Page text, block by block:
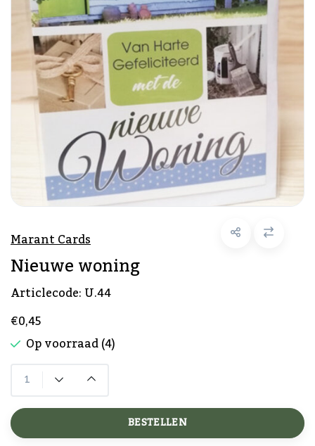
Marant Cards
Nieuwe woning
Articlecode:U.44
€0,45
Op voorraad (4)
BESTELLEN